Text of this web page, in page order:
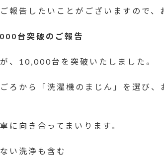
報告したいことがございますので、
台突破のご報告
、10,000台を突破いたしました。
ろから「洗濯機のまじん」を選び
に向き合ってまいります。
い洗浄も含む